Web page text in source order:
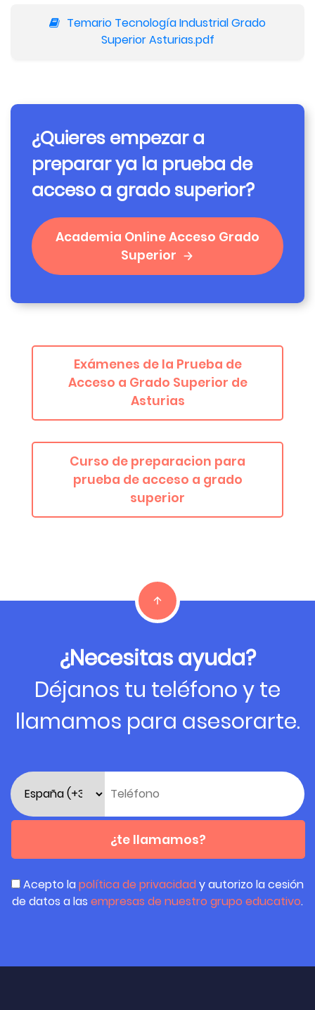
Temario Tecnología Industrial Grado
Superior Asturias.pdf
¿Quieres empezar a
preparar ya la prueba de
acceso a grado superior?
Academia Online Acceso Grado
Superior
Exámenes de la Prueba de
Acceso a Grado Superior de
Asturias
Curso de preparacion para
prueba de acceso a grado
superior
¿Necesitas ayuda?
Déjanos tu teléfono y te
llamamos para asesorarte.
¿te llamamos?
Acepto lapolítica de privacidady autorizo la cesión
de datos a las empresas de nuestro grupo educativo.